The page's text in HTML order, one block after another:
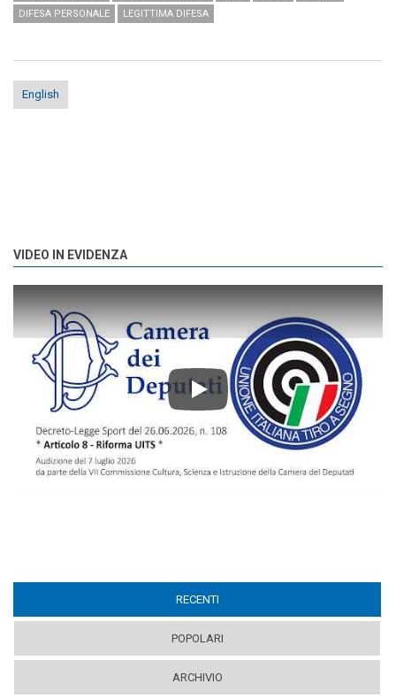
DIFESA PERSONALE
LEGITTIMA DIFESA
English
VIDEO IN EVIDENZA
Play
RECENTI
POPOLARI
ARCHIVIO